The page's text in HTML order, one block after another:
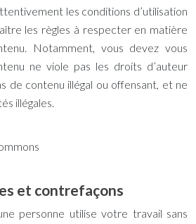
les conditions d’utilisation
les règles à respecter en matière
Notamment, vous devez vous
ne viole pas les droits d’auteur
de contenu illégal ou offensant, et ne
illégales.
et contrefaçons
personne utilise votre travail sans